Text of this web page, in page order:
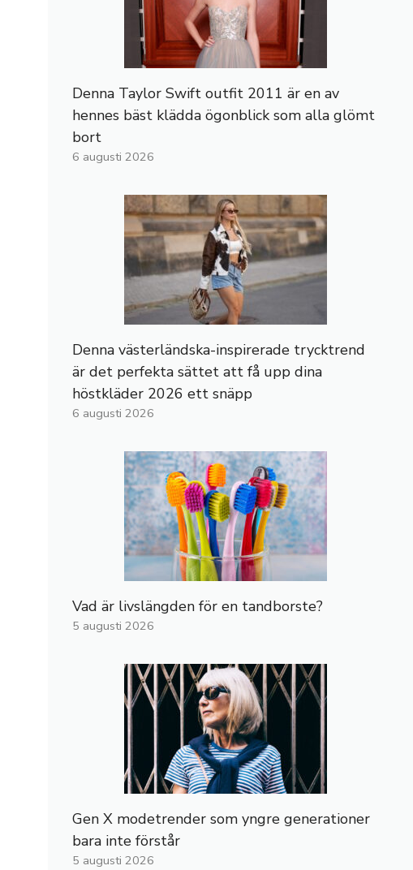
Denna Taylor Swift outfit 2011 är en av
hennes bäst klädda ögonblick som alla glömt
bort
6 augusti 2026
Denna västerländska-inspirerade trycktrend
är det perfekta sättet att få upp dina
höstkläder 2026 ett snäpp
6 augusti 2026
Vad är livslängden för en tandborste?
5 augusti 2026
Gen X modetrender som yngre generationer
bara inte förstår
5 augusti 2026